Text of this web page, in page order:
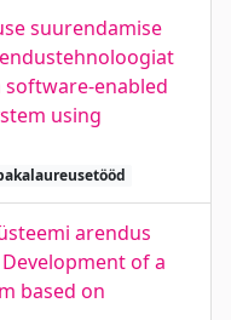
suurendamise
software-enabled
using
arendus
Development of a
based on